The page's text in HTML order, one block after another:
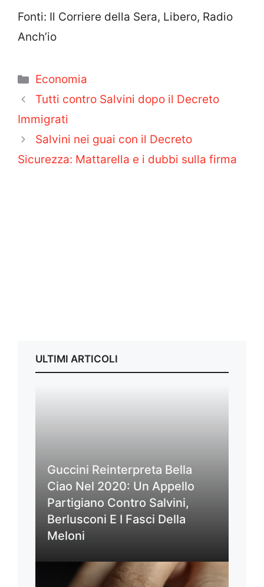
Fonti: Il Corriere della Sera, Libero, Radio
Anch’io
Categorie
Economia
Tutti contro Salvini dopo il Decreto
Immigrati
Salvini nei guai con il Decreto
Sicurezza: Mattarella e i dubbi sulla firma
ULTIMI ARTICOLI
Guccini Reinterpreta Bella
Ciao Nel 2020: Un Appello
Partigiano Contro Salvini,
Berlusconi E I Fasci Della
Meloni